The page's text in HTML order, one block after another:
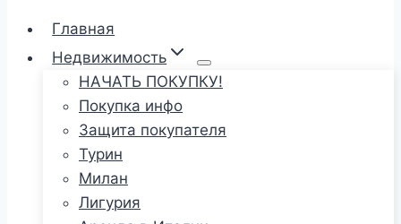
Главная
Недвижимость
НАЧАТЬ ПОКУПКУ!
Покупка инфо
Защита покупателя
Турин
Милан
Лигурия